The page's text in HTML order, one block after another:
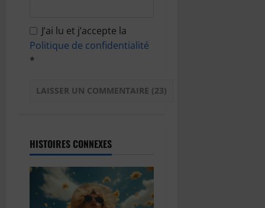
J’ai lu et j’accepte la
Politique de confidentialité
*
HISTOIRES CONNEXES